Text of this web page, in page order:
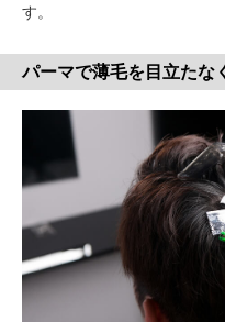
す。
パーマで薄毛を目立たな